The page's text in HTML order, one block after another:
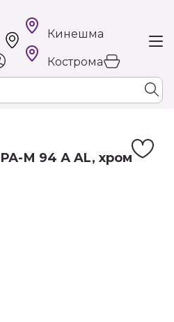
Кинешма
Кострома
М 94 А AL, хром